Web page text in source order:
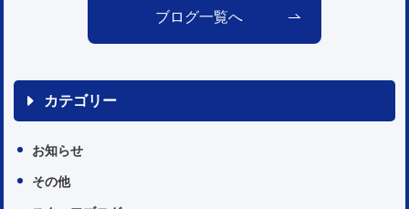
ブログ一覧へ
カテゴリー
お知らせ
その他